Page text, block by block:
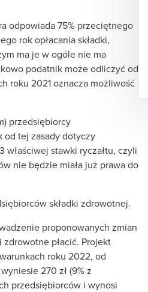
odpowiada 75% przeciętnego
rok opłacania składki,
ma je w ogóle nie ma
podatnik może odliczyć od
roku 2021 oznacza możliwość
przedsiębiorcy
od tej zasady dotyczy
właściwej stawki ryczałtu, czyli
nie będzie miała już prawa do
składki zdrowotnej.
proponowanych zmian
płacić. Projekt
roku 2022, od
270 zł (9% z
przedsiębiorców i wynosi